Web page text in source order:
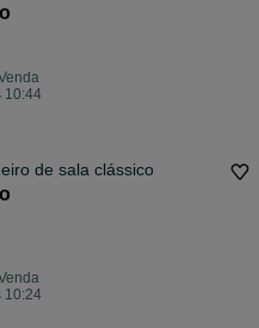
10:44
de sala clássico
10:24